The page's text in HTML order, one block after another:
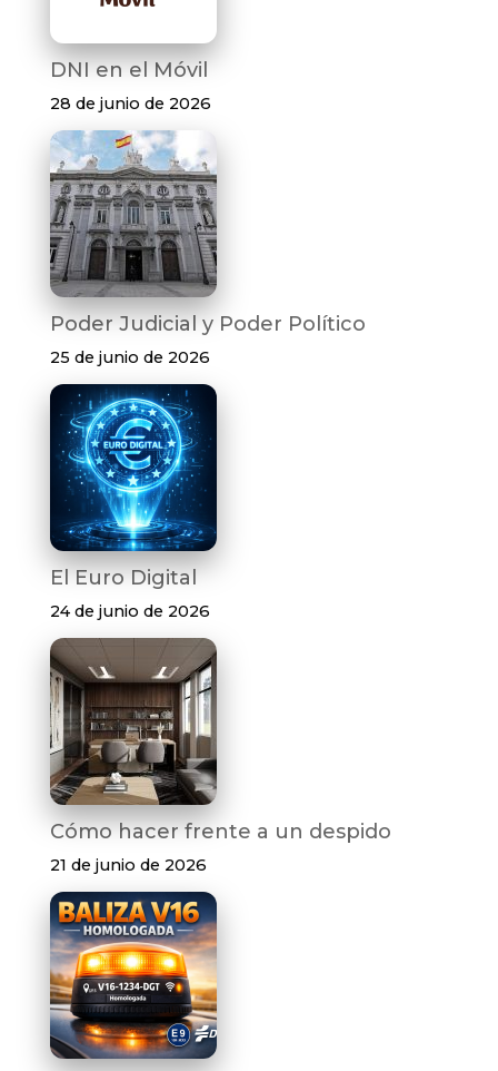
DNI en el Móvil
28 de junio de 2026
Poder Judicial y Poder Político
25 de junio de 2026
El Euro Digital
24 de junio de 2026
Cómo hacer frente a un despido
21 de junio de 2026